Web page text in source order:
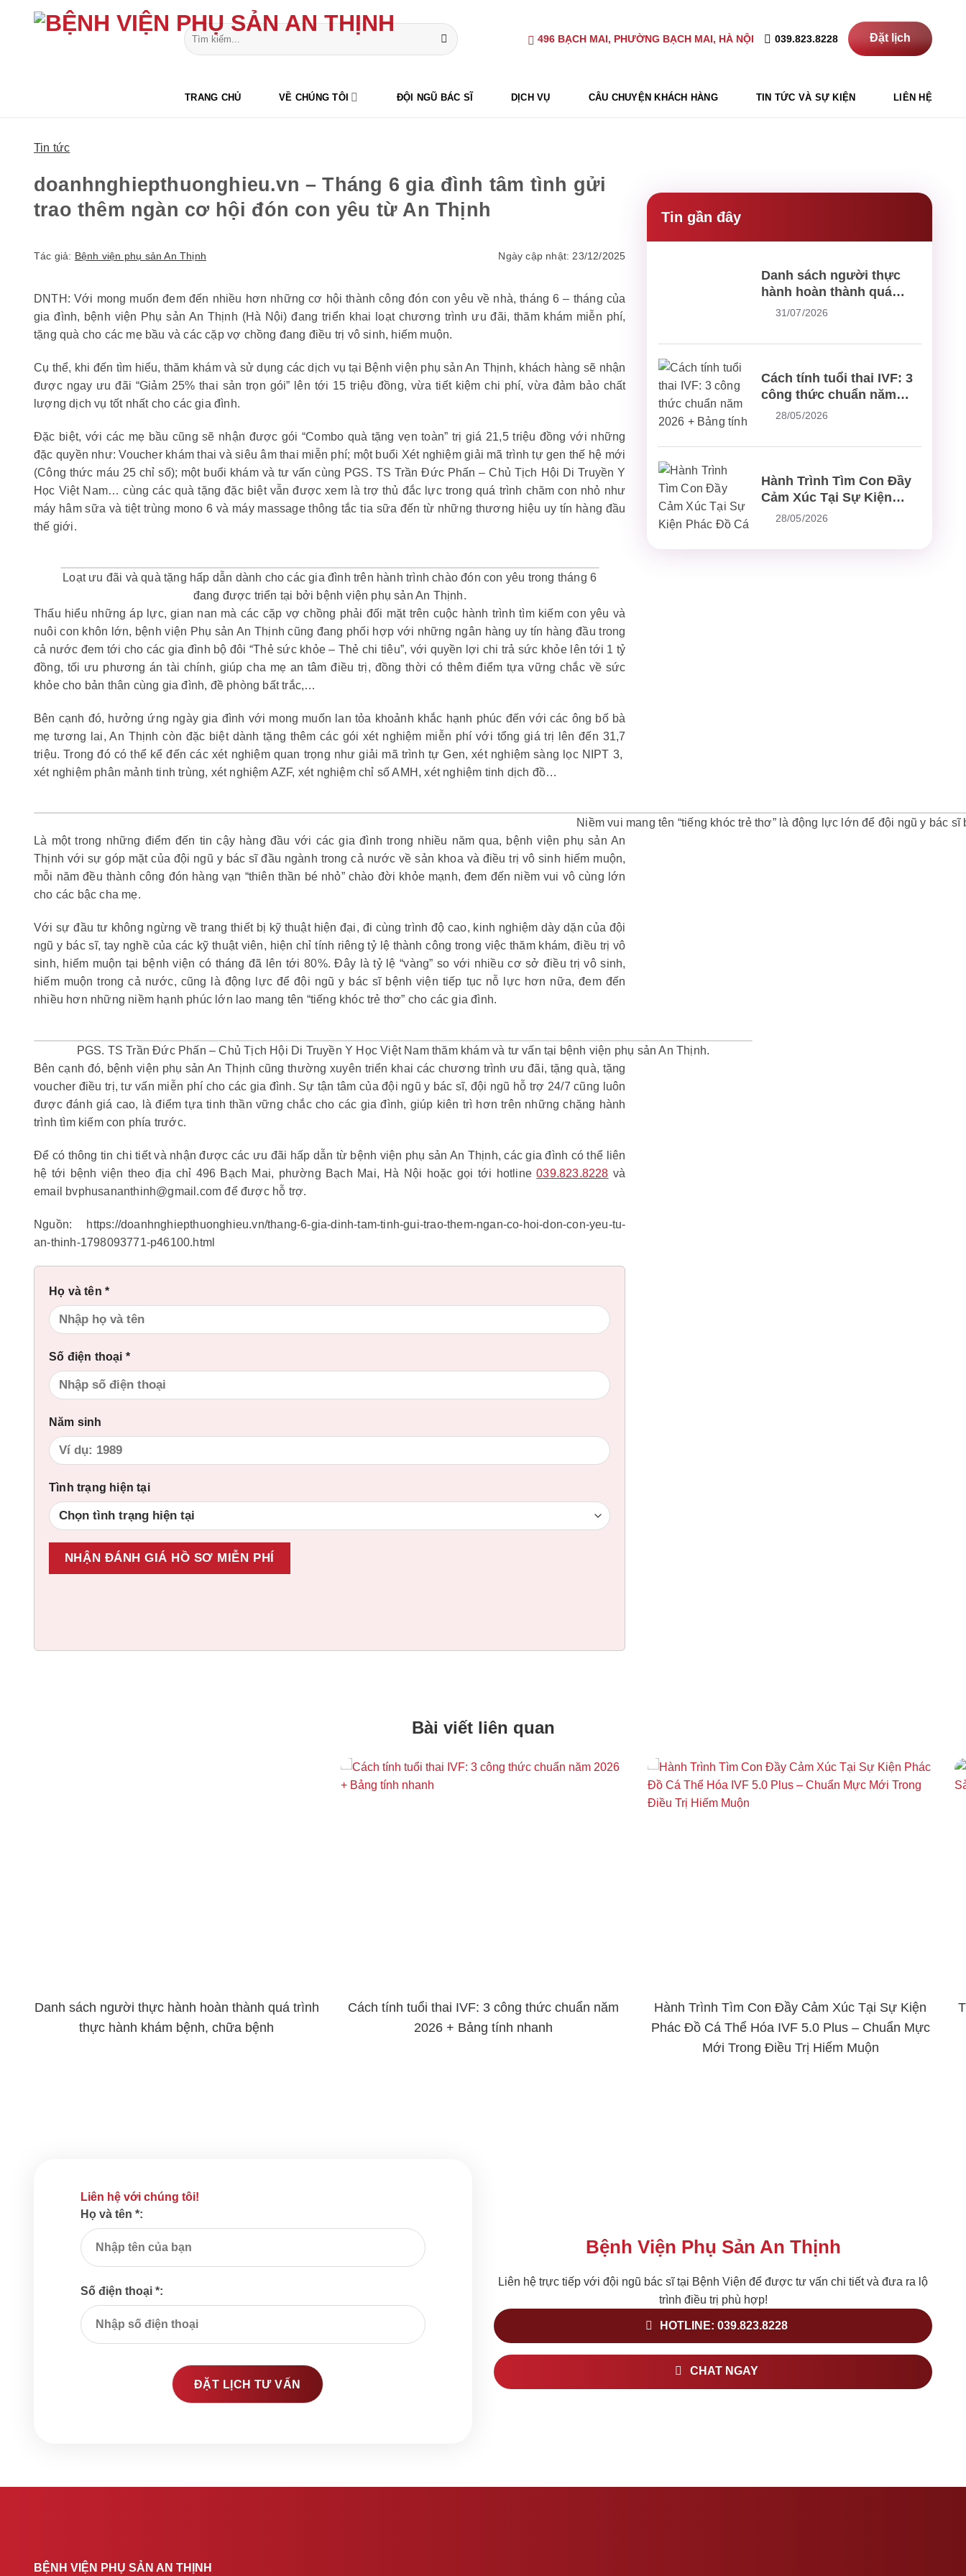
496 BẠCH MAI, PHƯỜNG BẠCH MAI, HÀ NỘI 039.823.8228 Đặt lịch
TRANG CHỦ VỀ CHÚNG TÔI ĐỘI NGŨ BÁC SĨ DỊCH VỤ CÂU CHUYỆN KHÁCH HÀNG TIN TỨC VÀ SỰ KIỆN LIÊN HỆ
Tin tức
doanhnghiepthuonghieu.vn – Tháng 6 gia đình tâm tình gửi
trao thêm ngàn cơ hội đón con yêu từ An Thịnh
Tác giả: Bệnh viện phụ sản An Thịnh Ngày cập nhật: 23/12/2025
DNTH: Với mong muốn đem đến nhiều hơn những cơ hội thành công đón con yêu về nhà, tháng 6 – tháng của
gia đình, bệnh viện Phụ sản An Thịnh (Hà Nội) đang triển khai loạt chương trình ưu đãi, thăm khám miễn phí,
tặng quà cho các mẹ bầu và các cặp vợ chồng đang điều trị vô sinh, hiếm muộn.
Cụ thể, khi đến tìm hiểu, thăm khám và sử dụng các dịch vụ tại Bệnh viện phụ sản An Thịnh, khách hàng sẽ nhận
được ngay ưu đãi “Giảm 25% thai sản trọn gói” lên tới 15 triệu đồng, vừa tiết kiệm chi phí, vừa đảm bảo chất
lượng dịch vụ tốt nhất cho các gia đình.
Đặc biệt, với các mẹ bầu cũng sẽ nhận được gói “Combo quà tặng vẹn toàn” trị giá 21,5 triệu đồng với những
đặc quyền như: Voucher khám thai và siêu âm thai miễn phí; một buổi Xét nghiệm giải mã trình tự gen thế hệ mới
(Công thức máu 25 chỉ số); một buổi khám và tư vấn cùng PGS. TS Trần Đức Phấn – Chủ Tịch Hội Di Truyền Y
Học Việt Nam… cùng các quà tặng đặc biệt vẫn được xem là trợ thủ đắc lực trong quá trình chăm con nhỏ như
máy hâm sữa và tiệt trùng mono 6 và máy massage thông tắc tia sữa đến từ những thương hiệu uy tín hàng đầu
thế giới.
Loạt ưu đãi và quà tặng hấp dẫn dành cho các gia đình trên hành trình chào đón con yêu trong tháng 6
đang được triển tại bởi bệnh viện phụ sản An Thịnh.
Thấu hiểu những áp lực, gian nan mà các cặp vợ chồng phải đối mặt trên cuộc hành trình tìm kiếm con yêu và
nuôi con khôn lớn, bệnh viện Phụ sản An Thịnh cũng đang phối hợp với những ngân hàng uy tín hàng đầu trong
cả nước đem tới cho các gia đình bộ đôi “Thẻ sức khỏe – Thẻ chi tiêu”, với quyền lợi chi trả sức khỏe lên tới 1 tỷ
đồng, tối ưu phương án tài chính, giúp cha mẹ an tâm điều trị, đồng thời có thêm điểm tựa vững chắc về sức
khỏe cho bản thân cùng gia đình, đề phòng bất trắc,…
Bên cạnh đó, hưởng ứng ngày gia đình với mong muốn lan tỏa khoảnh khắc hạnh phúc đến với các ông bố bà
mẹ tương lai, An Thịnh còn đặc biệt dành tặng thêm các gói xét nghiệm miễn phí với tổng giá trị lên đến 31,7
triệu. Trong đó có thể kể đến các xét nghiệm quan trọng như giải mã trình tự Gen, xét nghiệm sàng lọc NIPT 3,
xét nghiệm phân mảnh tinh trùng, xét nghiệm AZF, xét nghiệm chỉ số AMH, xét nghiệm tinh dịch đồ…
Niềm vui mang tên “tiếng khóc trẻ thơ” là động lực lớn để đội ngũ y bác
Là một trong những điểm đến tin cậy hàng đầu với các gia đình trong nhiều năm qua, bệnh viện phụ sản An
Thịnh với sự góp mặt của đội ngũ y bác sĩ đầu ngành trong cả nước về sản khoa và điều trị vô sinh hiếm muộn,
mỗi năm đều thành công đón hàng vạn “thiên thần bé nhỏ” chào đời khỏe mạnh, đem đến niềm vui vô cùng lớn
cho các bậc cha mẹ.
Với sự đầu tư không ngừng về trang thiết bị kỹ thuật hiện đại, đi cùng trình độ cao, kinh nghiệm dày dặn của đội
ngũ y bác sĩ, tay nghề của các kỹ thuật viên, hiện chỉ tính riêng tỷ lệ thành công trong việc thăm khám, điều trị vô
sinh, hiếm muộn tại bệnh viện có tháng đã lên tới 80%. Đây là tỷ lệ “vàng” so với nhiều cơ sở điều trị vô sinh,
hiếm muộn trong cả nước, cũng là động lực để đội ngũ y bác sĩ bệnh viện tiếp tục nỗ lực hơn nữa, đem đến
nhiều hơn những niềm hạnh phúc lớn lao mang tên “tiếng khóc trẻ thơ” cho các gia đình.
PGS. TS Trần Đức Phấn – Chủ Tịch Hội Di Truyền Y Học Việt Nam thăm khám và tư vấn tại bệnh viện phụ sản An Thịnh.
Bên cạnh đó, bệnh viện phụ sản An Thịnh cũng thường xuyên triển khai các chương trình ưu đãi, tặng quà, tặng
voucher điều trị, tư vấn miễn phí cho các gia đình. Sự tận tâm của đội ngũ y bác sĩ, đội ngũ hỗ trợ 24/7 cũng luôn
được đánh giá cao, là điểm tựa tinh thần vững chắc cho các gia đình, giúp kiên trì hơn trên những chặng hành
trình tìm kiếm con phía trước.
Để có thông tin chi tiết và nhận được các ưu đãi hấp dẫn từ bệnh viện phụ sản An Thịnh, các gia đình có thể liên
hệ tới bệnh viện theo địa chỉ 496 Bạch Mai, phường Bạch Mai, Hà Nội hoặc gọi tới hotline039.823.8228 và
email bvphusananthinh@gmail.com để được hỗ trợ.
Nguồn: https://doanhnghiepthuonghieu.vn/thang-6-gia-dinh-tam-tinh-gui-trao-them-ngan-co-hoi-don-con-yeu-tu-
an-thinh-1798093771-p46100.html
Họ và tên *
Số điện thoại *
Năm sinh
Tình trạng hiện tại
Tin gần đây
Danh sách người thực
hành hoàn thành quá
trình thực hành khám
31/07/2026
Cách tính tuổi thai IVF: 3
công thức chuẩn năm
2026 + Bảng tính nhanh
28/05/2026
Hành Trình Tìm Con Đầy
Cảm Xúc Tại Sự Kiện
Phác Đồ Cá Thể Hóa IVF
28/05/2026
Bài viết liên quan
Danh sách người thực hành hoàn thành quá trình
thực hành khám bệnh, chữa bệnh
Cách tính tuổi thai IVF: 3 công thức chuẩn năm
2026 + Bảng tính nhanh
Hành Trình Tìm Con Đầy Cảm Xúc Tại Sự Kiện
Phác Đồ Cá Thể Hóa IVF 5.0 Plus – Chuẩn Mực
Mới Trong Điều Trị Hiếm Muộn
Liên hệ với chúng tôi!
Họ và tên *:
Số điện thoại *:
Bệnh Viện Phụ Sản An Thịnh
Liên hệ trực tiếp với đội ngũ bác sĩ tại Bệnh Viện để được tư vấn chi tiết và đưa ra lộ
trình điều trị phù hợp!
HOTLINE: 039.823.8228
CHAT NGAY
BỆNH VIỆN PHỤ SẢN AN THỊNH